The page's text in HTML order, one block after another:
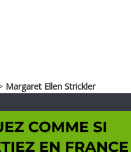
Margaret Ellen Strickler